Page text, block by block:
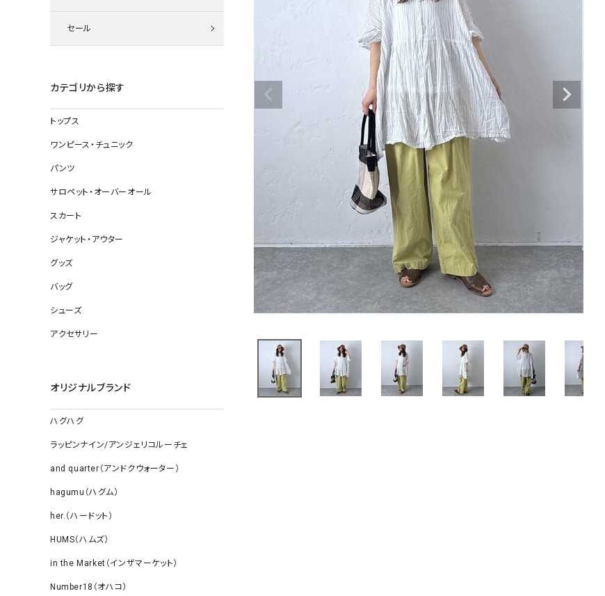
ロング・マキシ丈
その他スカート
すべて見る
靴
帽子
ソックス
その他雑貨
デニムパンツ
その他のパンツ
ジャケット
コート
その他アウター
バッグ
ジャケット
コート
靴
ソックス・その他雑貨
セール
カテゴリから探す
トップス
ワンピース・チュニック
パンツ
サロペット・オーバーオール
スカート
ジャケット・アウター
グッズ
バッグ
シューズ
アクセサリー
オリジナルブランド
ハグハグ
ラッピンナイン/アンジェリコルーチェ
and quarter（アンドクウォーター）
hagumu（ハグム）
her.（ハードット）
HUMS（ハムズ）
in the Market（インザマーケット）
Number18（オハコ）